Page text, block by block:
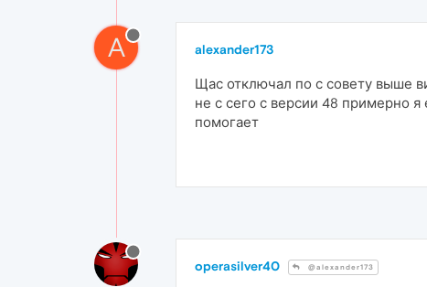
A alexander173
Щас отключал по с совету выше
не с сего с версии 48 примерно
помогает
operasilver40 @alexander173